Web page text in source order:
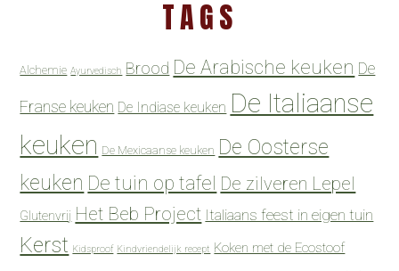
TAGS
Alchemie Ayurvedisch Brood De Arabische keuken De
Franse keuken De Indiase keuken De Italiaanse
keuken De Mexicaanse keuken De Oosterse
keuken De tuin op tafel De zilveren Lepel
Glutenvrij Het Beb Project Italiaans feest in eigen tuin
Kerst Kidsproof Kindvriendelijk recept Koken met de Ecostoof